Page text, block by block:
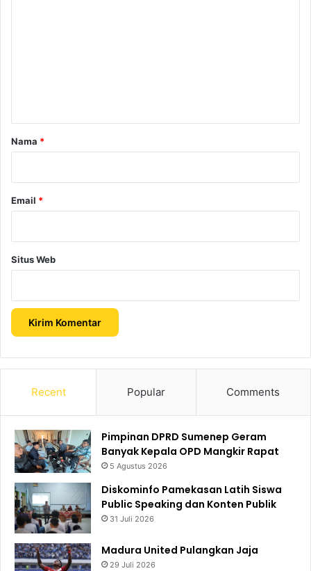
rNama *
Email *
Situs Web
Recent Popular Comments
Pimpinan DPRD Sumenep Geram
Banyak Kepala OPD Mangkir Rapat
5 Agustus 2026
Diskominfo Pamekasan Latih Siswa
Public Speaking dan Konten Publik
31 Juli 2026
Madura United Pulangkan Jaja
29 Juli 2026